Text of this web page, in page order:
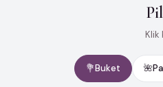
Klik
💐Buket 🌺